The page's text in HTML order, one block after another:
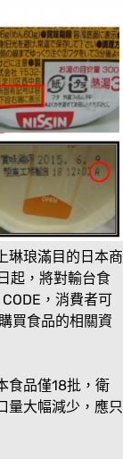
琳琅滿目的日本商
起，將對輸台食
，消費者可
買食品的相關資
食品僅18批，衛
量大幅減少，應只